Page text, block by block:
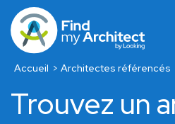
Accueil Architectes référencés
Trouvez un